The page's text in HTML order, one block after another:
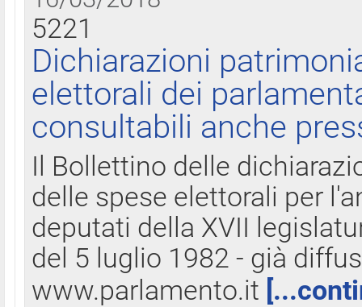
5221
Dichiarazioni
elettorali dei
consultabili anche
Il Bollettino delle
delle spese elettorali per
deputati della XVII
del 5 luglio 1982 - già
www.parlamento.it